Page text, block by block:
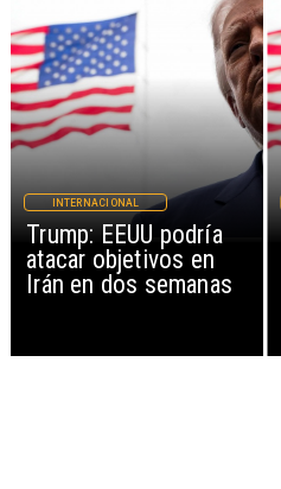
Trump: EEUU podría
atacar objetivos en
Irán en dos semanas
INTERNACIONAL